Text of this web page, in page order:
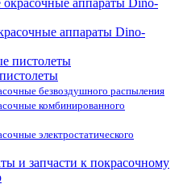
аппараты Dino-
безвоздушного распыления
комбинированного
электростатического